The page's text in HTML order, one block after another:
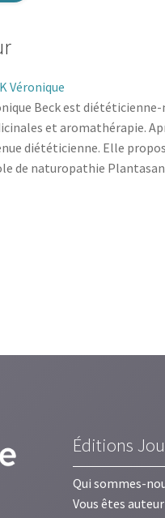
Véronique
Beck est
et aromathérapie.
diététicienne. Elle
de naturopathie
Éditions
Qui sommes-
Vous êtes auteur